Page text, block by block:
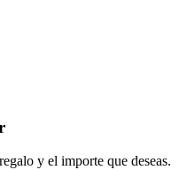
y el importe que deseas.